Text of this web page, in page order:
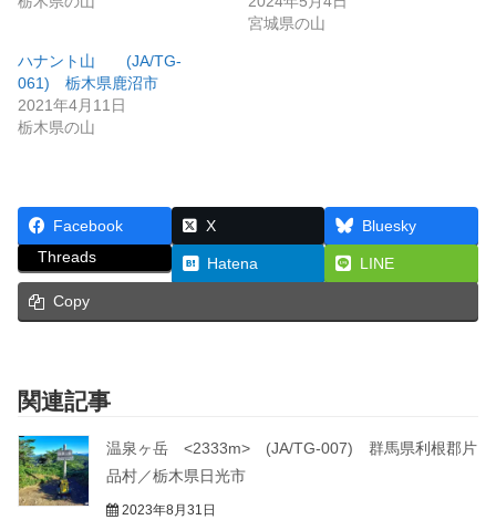
宮城県の山
ハナント山 (JA/TG-
061) 栃木県鹿沼市
2021年4月11日
栃木県の山
Facebook X
Bluesky
Threads
Hatena LINE
Copy
関連記事
温泉ヶ岳 <2333m> (JA/TG-007) 群馬県利根郡片
品村／栃木県日光市
2023年8月31日